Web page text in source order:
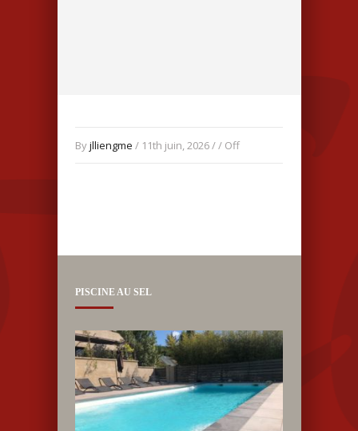
Byjlliengme / 11th juin, 2026 / / Off
PISCINE AU SEL